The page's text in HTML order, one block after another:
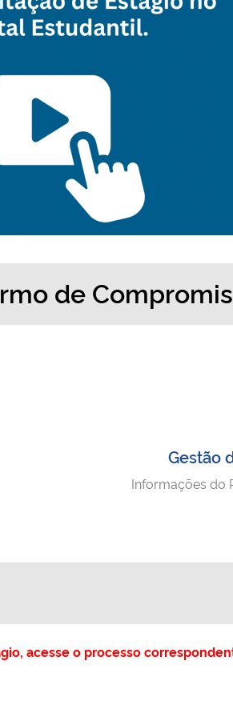
de
Gestão
Informações do
acesse o processo